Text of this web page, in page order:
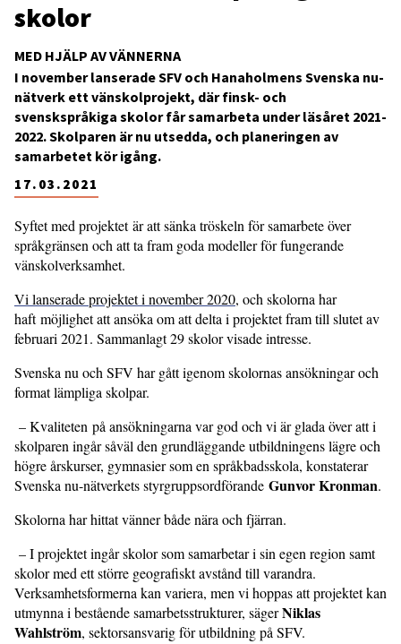
MED HJÄLP AV VÄNNERNA
skolor
17.03.2021
I november lanserade SFV och Hanaholmens Svenska nu-
nätverk ett vänskolprojekt, där finsk- och
svenskspråkiga skolor får samarbeta under läsåret 2021-
2022. Skolparen är nu utsedda, och planeringen av
samarbetet kör igång.
Syftet med projektet är att sänka tröskeln för samarbete över
språkgränsen och att ta fram goda modeller för fungerande
vänskolverksamhet.
Vi lanserade projektet i november 2020, och skolorna har
haft möjlighet att ansöka om att delta i projektet fram till slutet av
februari 2021. Sammanlagt 29 skolor visade intresse.
Svenska nu och SFV har gått igenom skolornas ansökningar och
format lämpliga skolpar.
– Kvaliteten på ansökningarna var god och vi är glada över att i
skolparen ingår såväl den grundläggande utbildningens lägre och
högre årskurser, gymnasier som en språkbadsskola, konstaterar
Svenska nu-nätverkets styrgruppsordförande Gunvor Kronman.
Skolorna har hittat vänner både nära och fjärran.
– I projektet ingår skolor som samarbetar i sin egen region samt
skolor med ett större geografiskt avstånd till varandra.
Verksamhetsformerna kan variera, men vi hoppas att projektet kan
utmynna i bestående samarbetsstrukturer, sägerNiklas
Wahlström, sektorsansvarig för utbildning på SFV.